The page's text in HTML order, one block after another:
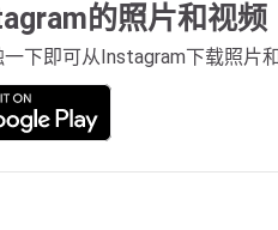
的照片和视频
下即可从Instagram下载照片和